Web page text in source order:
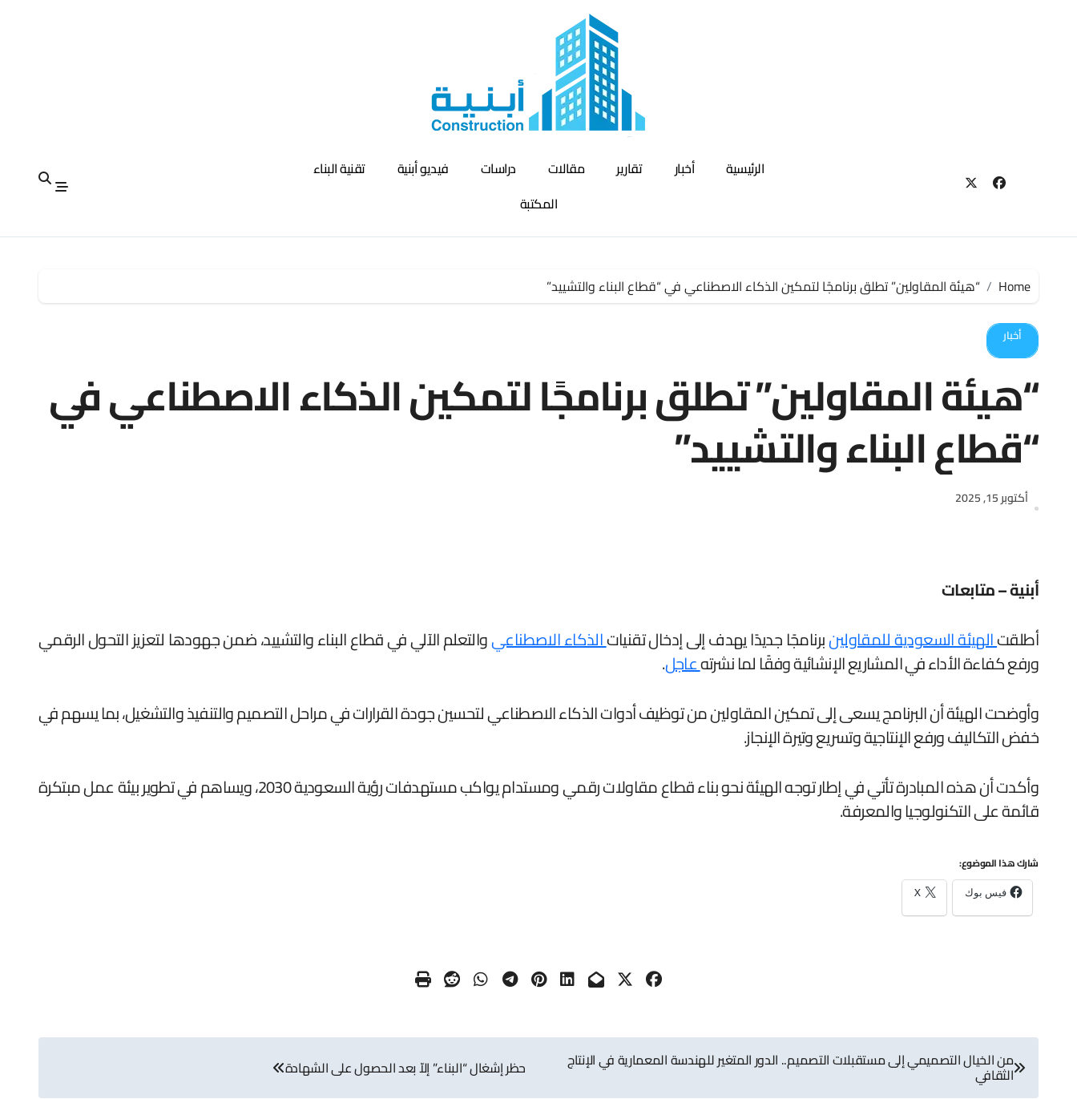
الرئيسية أخبار تقارير مقالات دراسات فيديو أبنية
تقنية البناء
المكتبة
Home “هيئة المقاولين” تطلق برنامجًا لتمكين الذكاء الاصطناعي في “قطاع البناء والتشييد”
أخبار
“هيئة المقاولين” تطلق برنامجًا لتمكين الذكاء الاصطناعي في
“قطاع البناء والتشييد”
أكتوبر 15, 2025
أبنية – متابعات
أطلقتالهيئة السعودية للمقاولينبرنامجًا جديدًا يهدف إلى إدخال تقنياتالذكاء الاصطناعيوالتعلم الآلي في قطاع البناء والتشييد، ضمن جهودها لتعزيز التحول الرقمي
ورفع كفاءة الأداء في المشاريع الإنشائية وفقًا لما نشرتهعاجل.
وأوضحت الهيئة أن البرنامج يسعى إلى تمكين المقاولين من توظيف أدوات الذكاء الاصطناعي لتحسين جودة القرارات في مراحل التصميم والتنفيذ والتشغيل، بما يسهم في
خفض التكاليف ورفع الإنتاجية وتسريع وتيرة الإنجاز.
وأكدت أن هذه المبادرة تأتي في إطار توجه الهيئة نحو بناء قطاع مقاولات رقمي ومستدام يواكب مستهدفات رؤية السعودية 2030، ويساهم في تطوير بيئة عمل مبتكرة
قائمة على التكنولوجيا والمعرفة.
شارك هذا الموضوع:
فيس بوك X
تصفّح
المقالات
من الخيال التصميمي إلى مستقبلات التصميم.. الدور المتغير للهندسة المعمارية في الإنتاج
الثقافي حظر إشغال “البناء” إلاّ بعد الحصول على الشهادة